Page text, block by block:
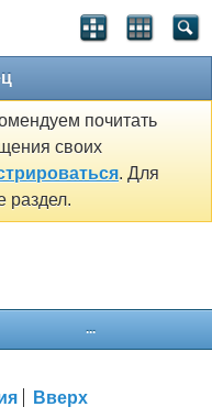
почитать
своих
. Для
раздел.
...
Вверх